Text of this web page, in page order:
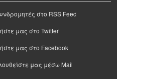
στο RSS Feed
μας στο Twitter
μας στο Facebook
μας μέσω Mail